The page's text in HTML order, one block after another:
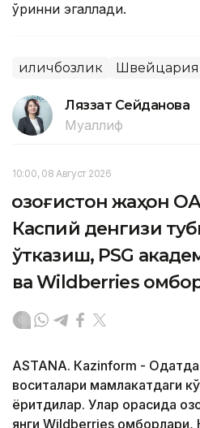
ўринни эгаллади.
Қиличбозлик Швейцария
Ляззат Сейданова
Муаллиф
10:00, 08 Август 2026
Қозоғистон жаҳон
Каспий денгизи
ўтказиш, PSG
ва Wildberries
ASTANА. Кazinform -
воситалари мамлакатдаги
ёритдилар. Улар орасида
янги Wildberries омборлари,